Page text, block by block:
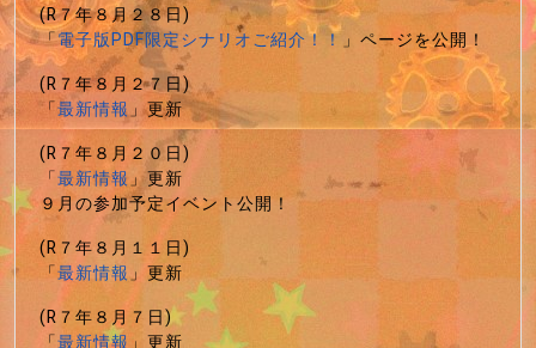
(R７年８月２８日)
「電子版PDF限定シナリオご紹介！！」ページを公開！
(R７年８月２７日)
「最新情報」更新
(R７年８月２０日)
「最新情報」更新
９月の参加予定イベント公開！
(R７年８月１１日)
「最新情報」更新
(R７年８月７日)
「最新情報」更新